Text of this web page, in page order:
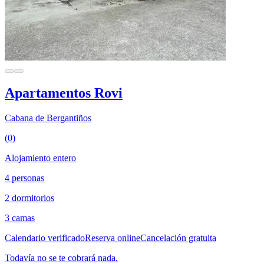
Apartamentos Rovi
Cabana de Bergantiños
(0)
Alojamiento entero
4 personas
2 dormitorios
3 camas
Calendario verificadoReserva onlineCancelación gratuita
Todavía no se te cobrará nada.